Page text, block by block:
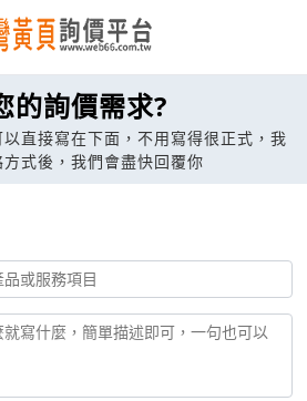
的詢價需求?
直接寫在下面，不用寫得很正式，我
式後，我們會盡快回覆你